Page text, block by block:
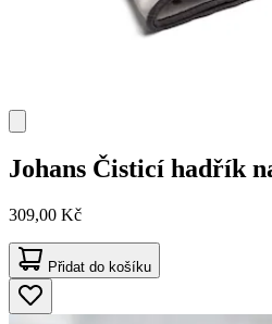
Johans Čisticí hadřík
309,00 Kč
Přidat do košíku